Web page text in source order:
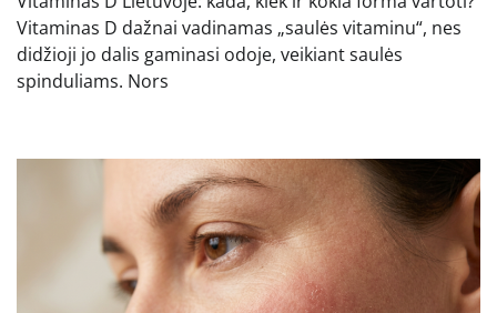
Vitaminas D dažnai vadinamas „saulės vitaminu“, nes
didžioji jo dalis gaminasi odoje, veikiant saulės
spinduliams. Nors